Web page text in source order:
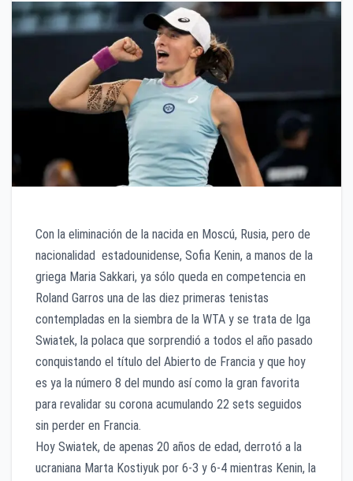
Con la eliminación de la nacida en Moscú, Rusia, pero de
nacionalidad estadounidense, Sofia Kenin, a manos de la
griega Maria Sakkari, ya sólo queda en competencia en
Roland Garros una de las diez primeras tenistas
contempladas en la siembra de la WTA y se trata de Iga
Swiatek, la polaca que sorprendió a todos el año pasado
conquistando el título del Abierto de Francia y que hoy
es ya la número 8 del mundo así como la gran favorita
para revalidar su corona acumulando 22 sets seguidos
sin perder en Francia.
Hoy Swiatek, de apenas 20 años de edad, derrotó a la
ucraniana Marta Kostiyuk por 6-3 y 6-4 mientras Kenin, la